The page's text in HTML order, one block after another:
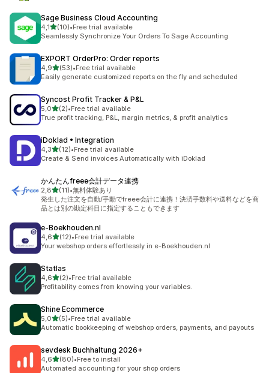
Sage Business Cloud Accounting
4,1av 5 stjerner
(10)
Totalt 10 omtaler
•Free trial available
Seamlessly Synchronize Your Orders To Sage Accounting
EXPORT OrderPro: Order reports
4,9av 5 stjerner
(53)
Totalt 53 omtaler
•Free trial available
Easily generate customized reports on the fly and scheduled
Syncost Profit Tracker & P&L
5,0av 5 stjerner
(2)
Totalt 2 omtaler
•Free trial available
True profit tracking, P&L, margin metrics, & profit analytics
iDoklad • Integration
4,3av 5 stjerner
(12)
Totalt 12 omtaler
•Free trial available
Create & Send invoices Automatically with iDoklad
かんたんfreee会計データ連携
2,8av 5 stjerner
(11)
Totalt 11 omtaler
•無料体験あり
発生した注文を自動/手動でfreee会計に連携！決済手数料や送料などを商
品とは別の勘定科目に指定することもできます
e‑Boekhouden.nl
4,6av 5 stjerner
(12)
Totalt 12 omtaler
•Free trial available
Your webshop orders effortlessly in e-Boekhouden.nl
Statlas
4,6av 5 stjerner
(2)
Totalt 2 omtaler
•Free trial available
Profitability comes from knowing your variables.
Shine Ecommerce
5,0av 5 stjerner
(5)
Totalt 5 omtaler
•Free trial available
Automatic bookkeeping of webshop orders, payments, and payouts
sevdesk Buchhaltung 2026+
4,6av 5 stjerner
(80)
Totalt 80 omtaler
•Free to install
Automated accounting for your shop orders